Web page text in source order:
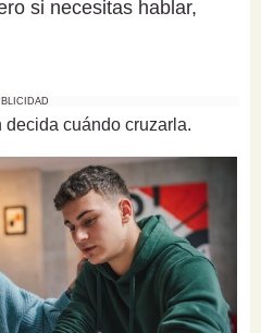
si necesitas hablar,
cuándo cruzarla.